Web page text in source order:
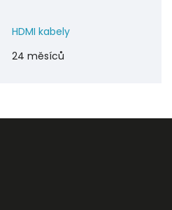
HDMI kabely
24 měsíců